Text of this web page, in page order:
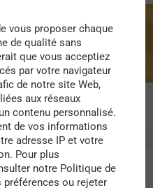
vous proposer chaque
de qualité sans
que vous acceptiez
par votre navigateur
de notre site Web,
aux réseaux
contenu personnalisé.
de vos informations
adresse IP et votre
Pour plus
notre Politique de
ou rejeter